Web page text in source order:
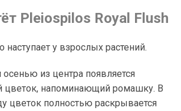
Pleiospilos Royal Flush
у взрослых растений.
из центра появляется
цветок, напоминающий ромашку. В
цветок полностью раскрывается